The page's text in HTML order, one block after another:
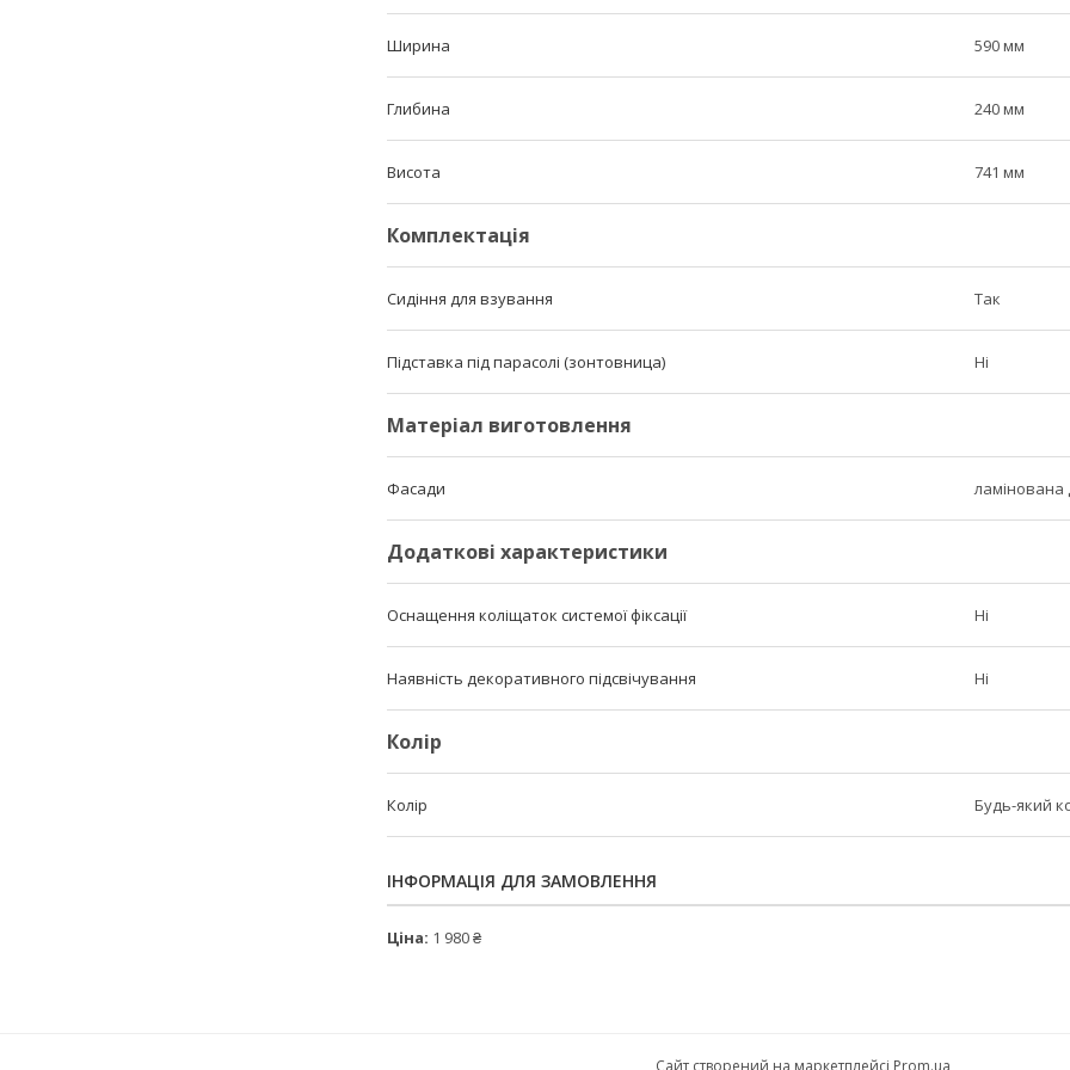
Ширина 590 мм
Глибина 240 мм
Висота 741 мм
Комплектація
Сидіння для взування Так
Підставка під парасолі (зонтовница) Ні
Матеріал виготовлення
Фасади
Додаткові характеристики
Оснащення коліщаток системої фіксації Ні
Наявність декоративного підсвічування Ні
Колір
Колір Будь-який
ІНФОРМАЦІЯ ДЛЯ ЗАМОВЛЕННЯ
Ціна: 1 980 ₴